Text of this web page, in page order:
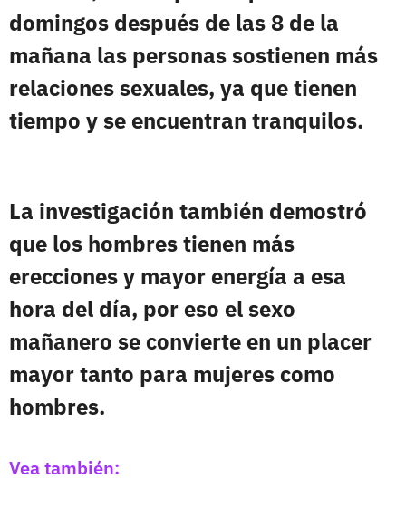
domingos después de las 8 de la
mañana las personas sostienen más
relaciones sexuales, ya que tienen
tiempo y se encuentran tranquilos.
La investigación también demostró
que los hombres tienen más
erecciones y mayor energía a esa
hora del día, por eso el sexo
mañanero se convierte en un placer
mayor tanto para mujeres como
hombres.
Vea también: